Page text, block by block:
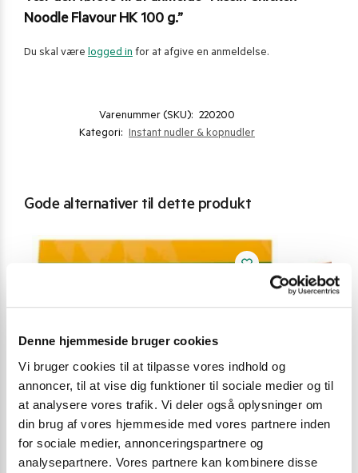
Denne hjemmeside bruger cookies
Vi bruger cookies til at tilpasse vores indhold og
annoncer, til at vise dig funktioner til sociale medier og til
at analysere vores trafik. Vi deler også oplysninger om
din brug af vores hjemmeside med vores partnere inden
for sociale medier, annonceringspartnere og
analysepartnere. Vores partnere kan kombinere disse
Noodle Flavour HK 100 g.”
Du skal være logged in for at afgive en anmeldelse.
Varenummer (SKU): 220200
Kategori: Instant nudler & kopnudler
Gode alternativer til dette produkt